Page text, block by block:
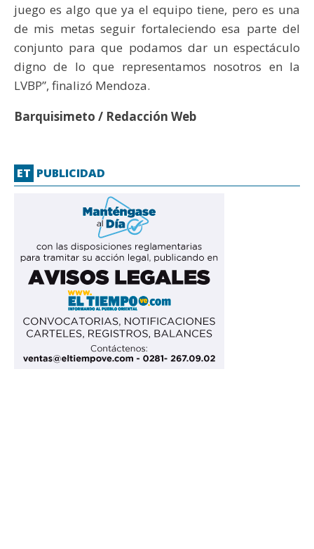
juego es algo que ya el equipo tiene, pero es una
de mis metas seguir fortaleciendo esa parte del
conjunto para que podamos dar un espectáculo
digno de lo que representamos nosotros en la
LVBP”, finalizó Mendoza.
Barquisimeto / Redacción Web
ET PUBLICIDAD